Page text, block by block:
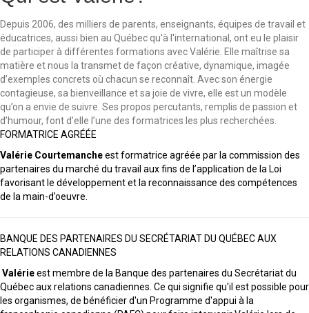
Depuis 2006, des milliers de parents, enseignants, équipes de travail et
éducatrices, aussi bien au Québec qu'à l'international, ont eu le plaisir
de participer à différentes formations avec Valérie. Elle maîtrise sa
matière et nous la transmet de façon créative, dynamique, imagée
d’exemples concrets où chacun se reconnaît. Avec son énergie
contagieuse, sa bienveillance et sa joie de vivre, elle est un modèle
qu’on a envie de suivre. Ses propos percutants, remplis de passion et
d’humour, font d’elle l’une des formatrices les plus recherchées.
FORMATRICE AGRÉÉE
Valérie Courtemancheest formatrice agréée par la commission des
partenaires du marché du travail aux fins de l’application de la Loi
favorisant le développement et la reconnaissance des compétences
de la main-d’oeuvre.
BANQUE DES PARTENAIRES DU SECRÉTARIAT DU QUÉBEC AUX
RELATIONS CANADIENNES
Valérieest membre de la Banque des partenaires du Secrétariat du
Québec aux relations canadiennes. Ce qui signifie qu'il est possible pour
les organismes, de bénéficier d'un Programme d'appui à la